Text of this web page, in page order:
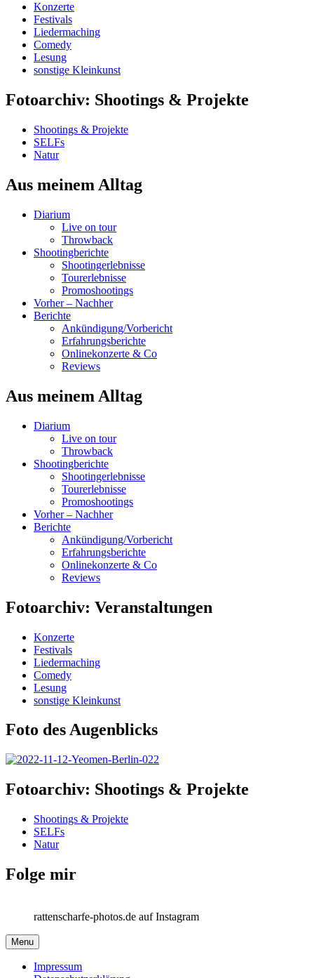
Konzerte
Festivals
Liedermaching
Comedy
Lesung
sonstige Kleinkunst
Fotoarchiv: Shootings & Projekte
Shootings & Projekte
SELFs
Natur
Aus meinem Alltag
Diarium
Live on tour
Throwback
Shootingberichte
Shootingerlebnisse
Tourerlebnisse
Promoshootings
Vorher – Nachher
Berichte
Ankündigung/Vorbericht
Erfahrungsberichte
Onlinekonzerte & Co
Reviews
Aus meinem Alltag
Diarium
Live on tour
Throwback
Shootingberichte
Shootingerlebnisse
Tourerlebnisse
Promoshootings
Vorher – Nachher
Berichte
Ankündigung/Vorbericht
Erfahrungsberichte
Onlinekonzerte & Co
Reviews
Fotoarchiv: Veranstaltungen
Konzerte
Festivals
Liedermaching
Comedy
Lesung
sonstige Kleinkunst
Foto des Augenblicks
Fotoarchiv: Shootings & Projekte
Shootings & Projekte
SELFs
Natur
Folge mir
rattenscharfe-photos.de auf Instagram
Menu
Impressum